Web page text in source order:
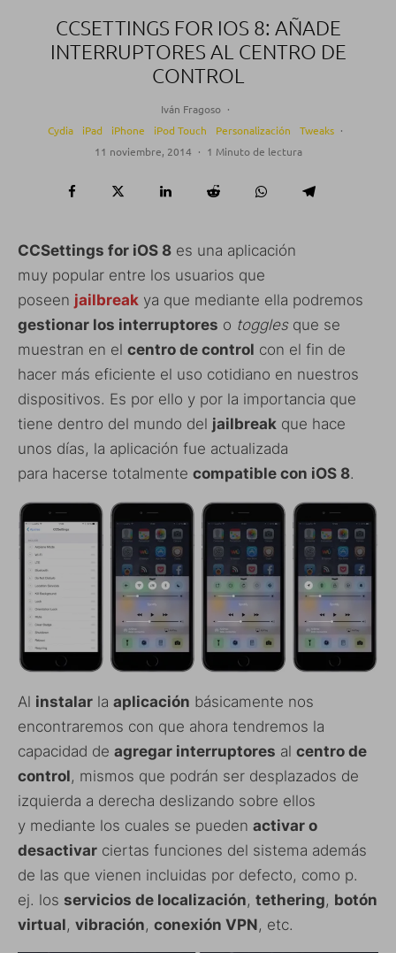
CCSETTINGS FOR IOS 8: AÑADE
INTERRUPTORES AL CENTRO DE
CONTROL
Iván Fragoso ·
Cydia
iPad iPhone iPod Touch Personalización Tweaks ·
11 noviembre, 2014 · 1 Minuto de lectura
CCSettings for iOS 8 es una aplicación
muy popular entre los usuarios que
poseen jailbreak ya que mediante ella podremos
gestionar los interruptores o togglesque se
muestran en el centro de control con el fin de
hacer más eficiente el uso cotidiano en nuestros
dispositivos. Es por ello y por la importancia que
tiene dentro del mundo del jailbreak que hace
unos días, la aplicación fue actualizada
para hacerse totalmente compatible con iOS 8.
Al instalar la aplicación básicamente nos
encontraremos con que ahora tendremos la
capacidad de agregar interruptores al centro de
control, mismos que podrán ser desplazados de
izquierda a derecha deslizando sobre ellos
y mediante los cuales se pueden activar o
desactivar ciertas funciones del sistema además
de las que vienen incluidas por defecto, como p.
ej. los servicios de localización, tethering, botón
virtual, vibración, conexión VPN, etc.